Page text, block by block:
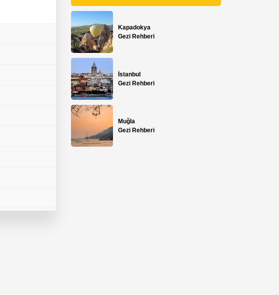
Kapadokya
Gezi Rehberi
İstanbul
Gezi Rehberi
Muğla
Gezi Rehberi